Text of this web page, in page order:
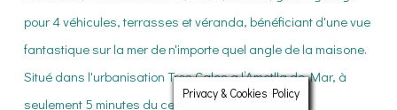
Privacy & Cookies Policy